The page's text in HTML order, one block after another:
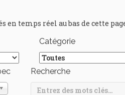
temps réel au bas de cette
Catégorie
Recherche